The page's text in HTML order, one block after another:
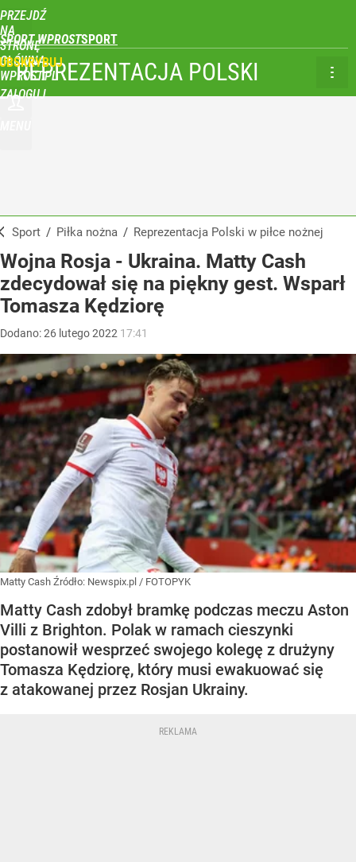
PRZEJDŹ
NA
STRONĘ
GŁÓWNĄ
WPROST.PL
SPORT WPROST
ZALOGUJ
REPREZENTACJA POLSKI
Sport / Piłka nożna / Reprezentacja Polski w piłce nożnej
Wojna Rosja - Ukraina. Matty Cash
zdecydował się na piękny gest. Wsparł
Tomasza Kędziorę
Dodano:26 lutego2022 17:41
Matty Cash Źródło: Newspix.pl / FOTOPYK
Matty Cash zdobył bramkę podczas meczu Aston
Villi z Brighton. Polak w ramach cieszynki
postanowił wesprzeć swojego kolegę z drużyny
Tomasza Kędziorę, który musi ewakuować się
z atakowanej przez Rosjan Ukrainy.